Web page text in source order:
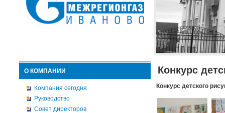
О КОМПАНИИ
Компания сегодня
Руководство
Совет директоров
Конкурс
Конкурс детского